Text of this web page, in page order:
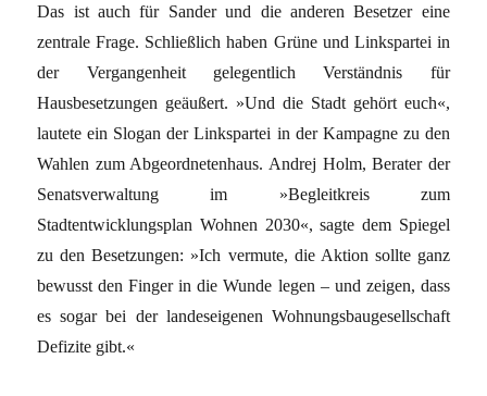
Das ist auch für Sander und die anderen Besetzer eine
zentrale Frage. Schließ­lich haben Grüne und Linkspartei in
der Vergangenheit gelegentlich Verständnis für
Hausbesetzungen geäußert. »Und die Stadt gehört euch«,
lautete ein Slogan der Linkspartei in der Kampagne zu den
Wahlen zum Abgeordnetenhaus. Andrej Holm, Berater der
Senatsverwaltung im »Begleitkreis zum
Stadtentwicklungsplan Wohnen 2030«, sagte dem Spiegel
zu den Besetzungen: »Ich vermute, die Aktion sollte ganz
bewusst den Finger in die Wunde legen – und zeigen, dass
es sogar bei der landeseigenen Wohnungsbaugesellschaft
Defizite gibt.«